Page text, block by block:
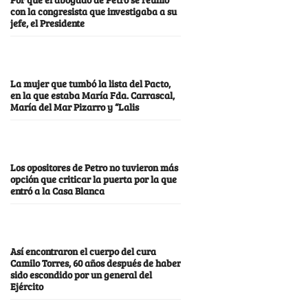
con la congresista que investigaba a su
jefe, el Presidente
La mujer que tumbó la lista del Pacto,
en la que estaba María Fda. Carrascal,
María del Mar Pizarro y “Lalis
Los opositores de Petro no tuvieron más
opción que criticar la puerta por la que
entró a la Casa Blanca
Así encontraron el cuerpo del cura
Camilo Torres, 60 años después de haber
sido escondido por un general del
Ejército